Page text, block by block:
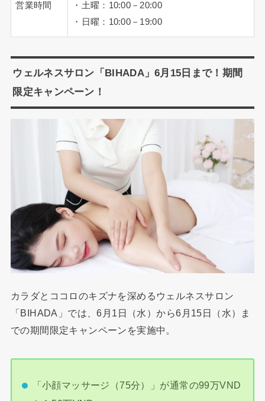
営業時間
・土曜：10:00－20:00
・日曜：10:00－19:00
ウェルネスサロン「BIHADA」6月15日まで！期間
限定キャンペーン！
カラダとココロのキズナを深めるウェルネスサロン
「BIHADA」では、6月1日（水）から6月15日（水）ま
での期間限定キャンペーンを実施中。
「小顔マッサージ（75分）」が通常の99万VND